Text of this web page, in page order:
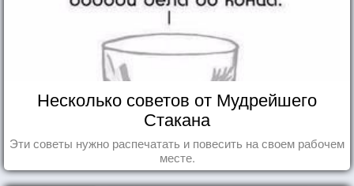
Несколько советов от Мудрейшего
Стакана
Эти советы нужно распечатать и повесить на своем рабочем
месте.